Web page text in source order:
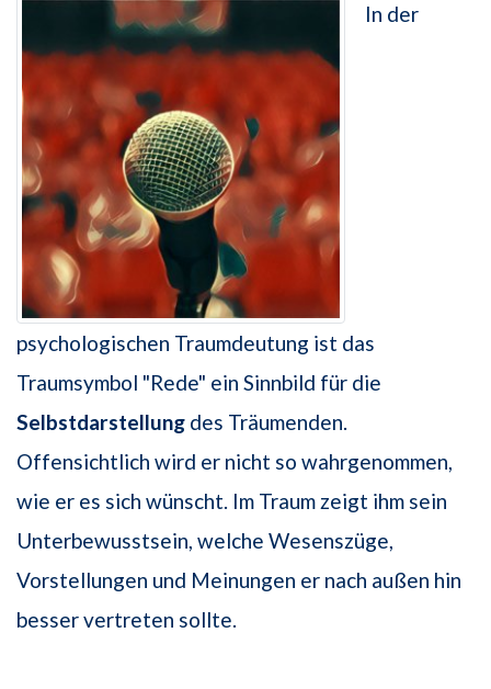
In der
psychologischen Traumdeutung ist das
Traumsymbol "Rede" ein Sinnbild für die
Selbstdarstellung des Träumenden.
Offensichtlich wird er nicht so wahrgenommen,
wie er es sich wünscht. Im Traum zeigt ihm sein
Unterbewusstsein, welche Wesenszüge,
Vorstellungen und Meinungen er nach außen hin
besser vertreten sollte.